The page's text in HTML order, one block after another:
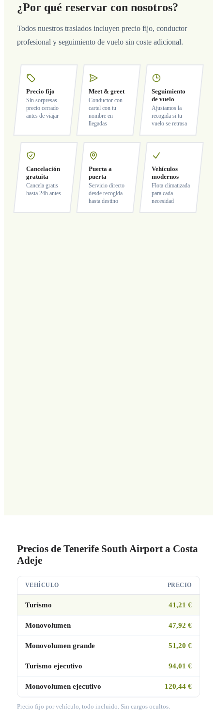
¿Por qué reservar con nosotros?
Todos nuestros traslados incluyen precio fijo, conductor
profesional y seguimiento de vuelo sin coste adicional.
Precio fijo
Sin sorpresas —
precio cerrado
antes de viajar
Meet & greet
Conductor con
cartel con tu
nombre en
llegadas
Seguimiento
de vuelo
Ajustamos la
recogida si tu
vuelo se retrasa
Cancelación
gratuita
Cancela gratis
hasta 24h antes
Puerta a
puerta
Servicio directo
desde recogida
hasta destino
Vehículos
modernos
Flota climatizada
para cada
necesidad
Precios de Tenerife South Airport a Costa
Adeje
VEHÍCULO PRECIO
Turismo 41,21 €
Monovolumen 47,92 €
Monovolumen grande 51,20 €
Turismo ejecutivo 94,01 €
Monovolumen ejecutivo 120,44 €
Precio fijo por vehículo, todo incluido. Sin cargos ocultos.